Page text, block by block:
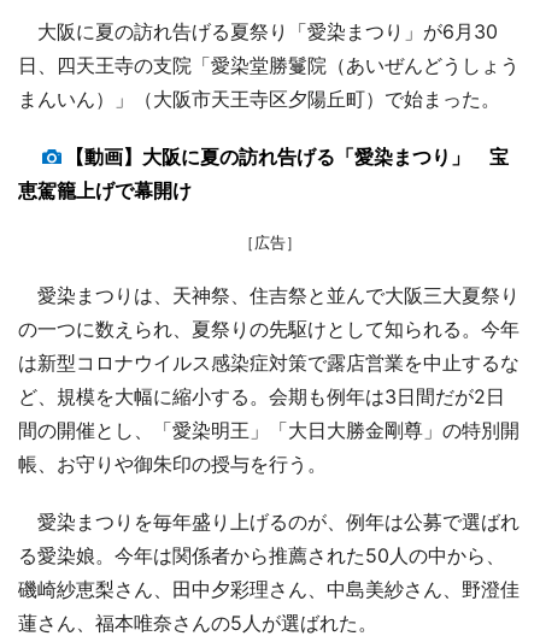
大阪に夏の訪れ告げる夏祭り「愛染まつり」が6月30
日、四天王寺の支院「愛染堂勝鬘院（あいぜんどうしょう
まんいん）」（大阪市天王寺区夕陽丘町）で始まった。
【動画】大阪に夏の訪れ告げる「愛染まつり」 宝
恵駕籠上げで幕開け
［広告］
愛染まつりは、天神祭、住吉祭と並んで大阪三大夏祭り
の一つに数えられ、夏祭りの先駆けとして知られる。今年
は新型コロナウイルス感染症対策で露店営業を中止するな
ど、規模を大幅に縮小する。会期も例年は3日間だが2日
間の開催とし、「愛染明王」「大日大勝金剛尊」の特別開
帳、お守りや御朱印の授与を行う。
愛染まつりを毎年盛り上げるのが、例年は公募で選ばれ
る愛染娘。今年は関係者から推薦された50人の中から、
磯崎紗恵梨さん、田中夕彩理さん、中島美紗さん、野澄佳
蓮さん、福本唯奈さんの5人が選ばれた。